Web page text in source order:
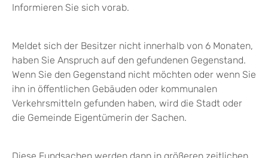
Informieren Sie sich vorab.
Meldet sich der Besitzer nicht innerhalb von 6 Monaten,
haben Sie Anspruch auf den gefundenen Gegenstand.
Wenn Sie den Gegenstand nicht möchten oder wenn Sie
ihn in öffentlichen Gebäuden oder kommunalen
Verkehrsmitteln gefunden haben, wird die Stadt oder
die Gemeinde Eigentümerin der Sachen.